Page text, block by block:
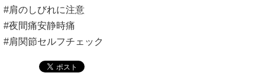
#肩のしびれに注意
#夜間痛安静時痛
#肩関節セルフチェック